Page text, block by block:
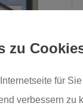
zu
für
verbessern zu